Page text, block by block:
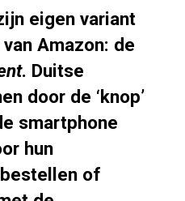
eigen variant
Amazon: de
. Duitse
door de ‘knop’
smartphone
hun
of